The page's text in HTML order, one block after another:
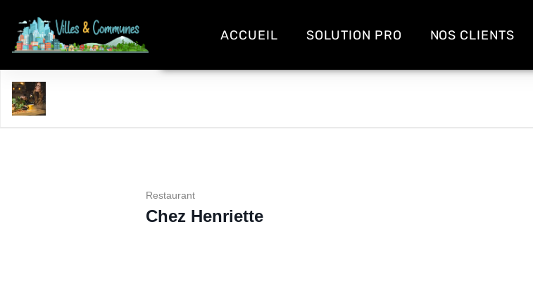
ACCUEIL SOLUTION PRO NOS CLIENTS
Restaurant
Chez Henriette